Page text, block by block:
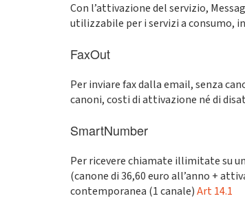
Con l’attivazione del servizio,
utilizzabile per i servizi a consumo,
FaxOut
Per inviare fax dalla email, senza
canoni, costi di attivazione né di
SmartNumber
Per ricevere chiamate illimitate su
(canone di 36,60 euro all’anno +
contemporanea (1 canale)Art 14.1